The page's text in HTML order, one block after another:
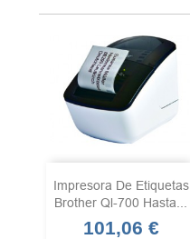
Impresora De Etiquetas
Brother Ql-700 Hasta...
Precio
101,06 €